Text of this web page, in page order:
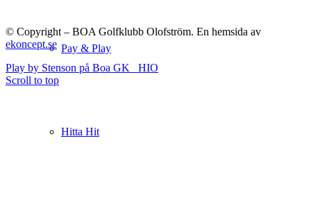
Pay & Play
Hitta Hit
© Copyright – BOA Golfklubb Olofström. En hemsida av
ekoncept.se
Play by Stenson på Boa GK
HIO
Scroll to top